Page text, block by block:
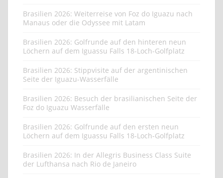
Brasilien 2026: Weiterreise von Foz do Iguazu nach
Manaus oder die Odyssee mit Latam
Brasilien 2026: Golfrunde auf den hinteren neun
Löchern auf dem Iguassu Falls 18-Loch-Golfplatz
Brasilien 2026: Stippvisite auf der argentinischen
Seite der Iguazu-Wasserfälle
Brasilien 2026: Besuch der brasilianischen Seite der
Foz do Iguazu Wasserfälle
Brasilien 2026: Golfrunde auf den ersten neun
Löchern auf dem Iguassu Falls 18-Loch-Golfplatz
Brasilien 2026: In der Allegris Business Class Suite
der Lufthansa nach Rio de Janeiro